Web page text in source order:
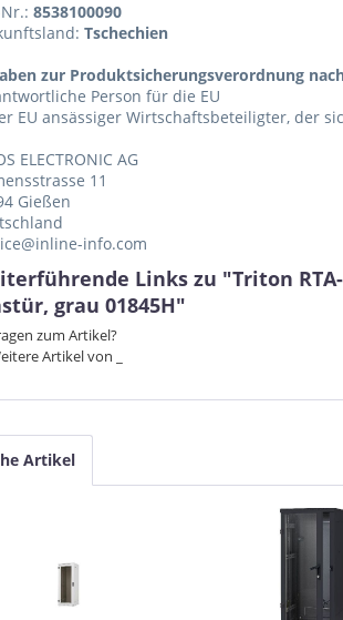
8538100090
Tschechien
zur Produktsicherungsverordnung
Person für die EU
EU ansässiger Wirtschaftsbeteiligter, der
ELECTRONIC AG
11
Gießen
info.com
Links zu "Triton RTA-
grau 01845H"
zum Artikel?
Artikel von _
Artikel